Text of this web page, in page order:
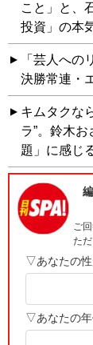
こと」と、
投資」の本
「芸人への
決勝常連・
キムタクな
ラ”。鈴木
題」に感じ